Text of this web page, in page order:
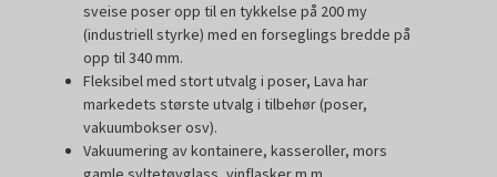
sveise poser opp til en tykkelse på 200 my
(industriell styrke) med en forseglings bredde på
opp til 340 mm.
Fleksibel med stort utvalg i poser, Lava har
markedets største utvalg i tilbehør (poser,
vakuumbokser osv).
Vakuumering av kontainere, kasseroller, mors